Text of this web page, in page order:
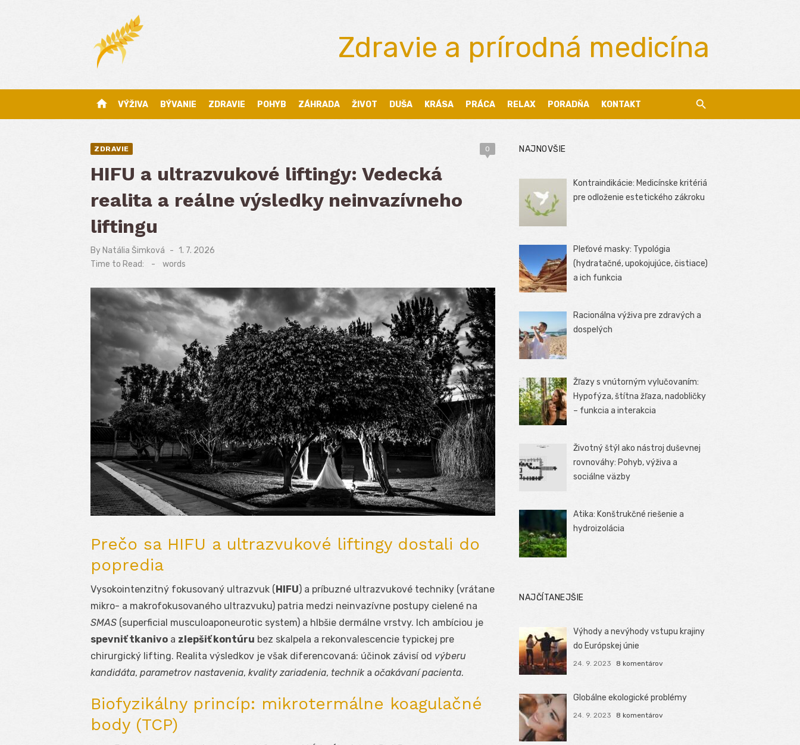
Zdravie a prírodná medicína
home VÝŽIVA BÝVANIE ZDRAVIE POHYB ZÁHRADA ŽIVOT DUŠA KRÁSA PRÁCA RELAX PORADŇA KONTAKT
ZDRAVIE 0
HIFU a ultrazvukové liftingy: Vedecká
realita a reálne výsledky neinvazívneho
liftingu
By Natália Šimková
Posted
on
1. 7. 2026
Time to Read:
- words
Prečo sa HIFU a ultrazvukové liftingy dostali do
popredia
Vysokointenzitný fokusovaný ultrazvuk ( HIFU) a príbuzné ultrazvukové techniky (vrátane
mikro- a makrofokusovaného ultrazvuku) patria medzi neinvazívne postupy cielené na
SMAS (superficial musculoaponeurotic system) a hlbšie dermálne vrstvy. Ich ambíciou je
spevniť tkanivo a zlepšiť kontúru bez skalpela a rekonvalescencie typickej pre
chirurgický lifting. Realita výsledkov je však diferencovaná: účinok závisí od výberu
kandidáta, parametrov nastavenia, kvality zariadenia, technika očakávaní pacienta.
Biofyzikálny princíp: mikrotermálne koagulačné
body (TCP)
NAJNOVŠIE
Kontraindikácie: Medicínske kritériá
pre odloženie estetického zákroku
Pleťové masky: Typológia
(hydratačné, upokojujúce, čistiace)
a ich funkcia
Racionálna výživa pre zdravých a
dospelých
Žľazy s vnútorným vylučovaním:
Hypofýza, štítna žľaza, nadobličky
– funkcia a interakcia
Životný štýl ako nástroj duševnej
rovnováhy: Pohyb, výživa a
sociálne väzby
Atika: Konštrukčné riešenie a
hydroizolácia
NAJČÍTANEJŠIE
Výhody a nevýhody vstupu krajiny
do Európskej únie
24. 9. 2023 8 komentárov
Globálne ekologické problémy
24. 9. 2023 8 komentárov